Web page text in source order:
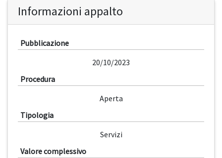
Informazioni appalto
Pubblicazione
20/10/2023
Procedura
Aperta
Tipologia
Servizi
Valore complessivo